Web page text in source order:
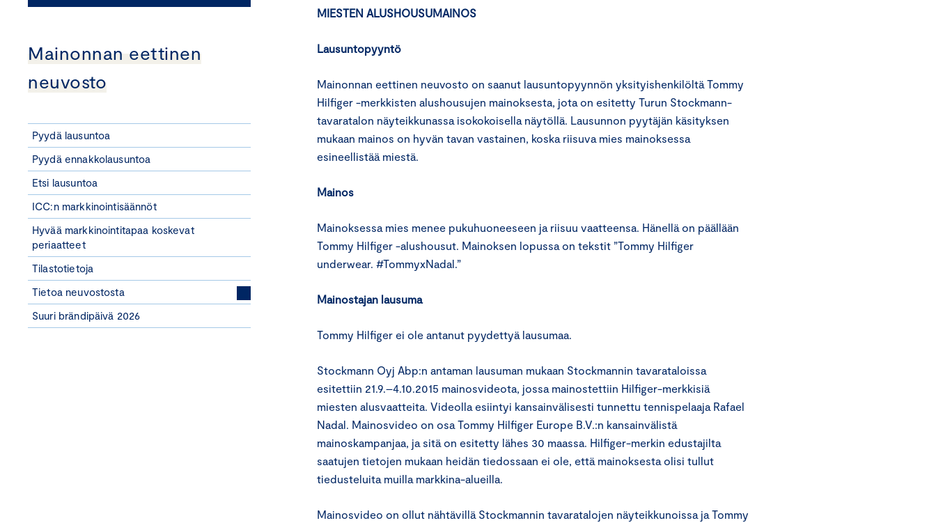
Mainonnan eettinen
neuvosto
Pyydä lausuntoa
Pyydä ennakkolausuntoa
Etsi lausuntoa
ICC:n markkinointisäännöt
Hyvää markkinointitapaa koskevat
periaatteet
Tilastotietoja
Tietoa neuvostosta
Suuri brändipäivä 2026
MIESTEN ALUSHOUSUMAINOS
Lausuntopyyntö
Mainonnan eettinen neuvosto on saanut lausuntopyynnön yksityishenkilöltä Tommy
Hilfiger -merkkisten alushousujen mainoksesta, jota on esitetty Turun Stockmann-
tavaratalon näyteikkunassa isokokoisella näytöllä. Lausunnon pyytäjän käsityksen
mukaan mainos on hyvän tavan vastainen, koska riisuva mies mainoksessa
esineellistää miestä.
Mainos
Mainoksessa mies menee pukuhuoneeseen ja riisuu vaatteensa. Hänellä on päällään
Tommy Hilfiger -alushousut. Mainoksen lopussa on tekstit ”Tommy Hilfiger
underwear. #TommyxNadal.”
Mainostajan lausuma
Tommy Hilfiger ei ole antanut pyydettyä lausumaa.
Stockmann Oyj Abp:n antaman lausuman mukaan Stockmannin tavarataloissa
esitettiin 21.9.–4.10.2015 mainosvideota, jossa mainostettiin Hilfiger-merkkisiä
miesten alusvaatteita. Videolla esiintyi kansainvälisesti tunnettu tennispelaaja Rafael
Nadal. Mainosvideo on osa Tommy Hilfiger Europe B.V.:n kansainvälistä
mainoskampanjaa, ja sitä on esitetty lähes 30 maassa. Hilfiger-merkin edustajilta
saatujen tietojen mukaan heidän tiedossaan ei ole, että mainoksesta olisi tullut
tiedusteluita muilla markkina-alueilla.
Mainosvideo on ollut nähtävillä Stockmannin tavaratalojen näyteikkunoissa ja Tommy